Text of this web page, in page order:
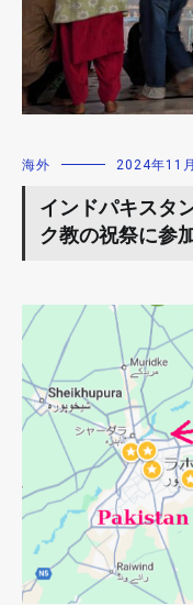
海外 2024年11
インドパキスタ
ク教の祝祭に参